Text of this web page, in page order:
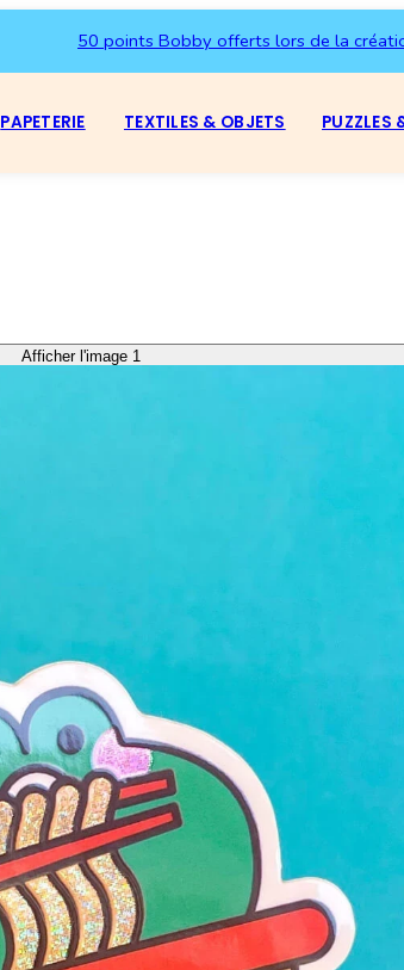
50 points Bobby offerts lors de la
PAPETERIE TEXTILES & OBJETS PUZZLES
Afficher l'image 1